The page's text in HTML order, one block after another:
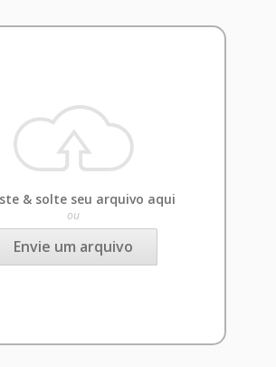
& solte seu arquivo aqui
ou
Envie um arquivo